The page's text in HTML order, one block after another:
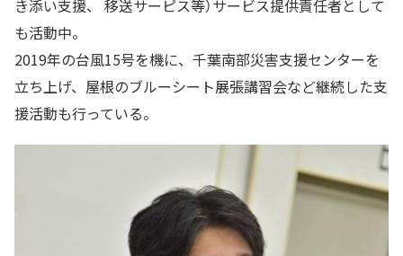
き添い支援、 移送サーピス等）サービス提供責任者として
も活動中。
2019年の台風15号を機に、千葉南部災害支援センターを
立ち上げ、屋根のブルーシート展張講習会など継続した支
援活動も行っている。